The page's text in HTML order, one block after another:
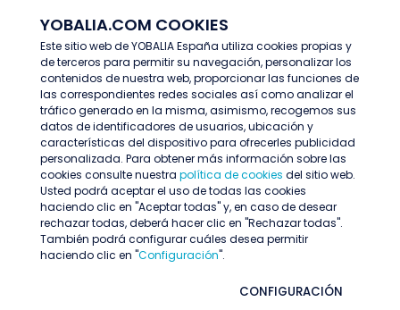
YOBALIA.COM COOKIES
Este sitio web de YOBALIA España utiliza cookies propias y
de terceros para permitir su navegación, personalizar los
contenidos de nuestra web, proporcionar las funciones de
las correspondientes redes sociales así como analizar el
tráfico generado en la misma, asimismo, recogemos sus
datos de identificadores de usuarios, ubicación y
características del dispositivo para ofrecerles publicidad
personalizada. Para obtener más información sobre las
cookies consulte nuestra política de cookies del sitio web.
Usted podrá aceptar el uso de todas las cookies
haciendo clic en "Aceptar todas" y, en caso de desear
rechazar todas, deberá hacer clic en "Rechazar todas".
También podrá configurar cuáles desea permitir
haciendo clic en "Configuración".
CONFIGURACIÓN
Últimas ofertas
Oferta no encontrada o ha finalizado su
proceso de selección